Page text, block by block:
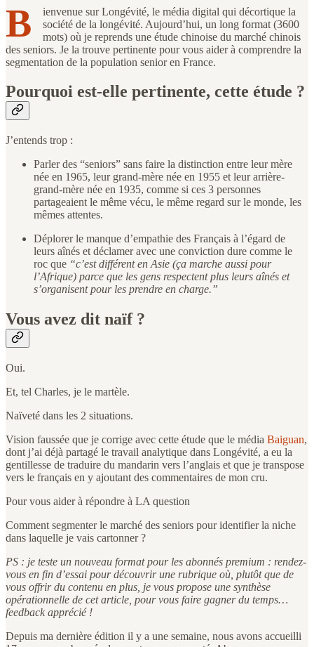
B
ienvenue sur Longévité, le média digital qui décortique la
société de la longévité. Aujourd’hui, un long format (3600
mots) où je reprends une étude chinoise du marché chinois
des seniors. Je la trouve pertinente pour vous aider à comprendre la
segmentation de la population senior en France.
Pourquoi est-elle pertinente, cette étude ?
J’entends trop :
Parler des “seniors” sans faire la distinction entre leur mère
née en 1965, leur grand-mère née en 1955 et leur arrière-
grand-mère née en 1935, comme si ces 3 personnes
partageaient le même vécu, le même regard sur le monde, les
mêmes attentes.
Déplorer le manque d’empathie des Français à l’égard de
leurs aînés et déclamer avec une conviction dure comme le
roc que “c’est différent en Asie (ça marche aussi pour
l’Afrique) parce que les gens respectent plus leurs aînés et
s’organisent pour les prendre en charge.”
Vous avez dit naïf ?
Oui.
Et, tel Charles, je le martèle.
Naïveté dans les 2 situations.
Vision faussée que je corrige avec cette étude que le média Baiguan,
dont j’ai déjà partagé le travail analytique dans Longévité, a eu la
gentillesse de traduire du mandarin vers l’anglais et que je transpose
vers le français en y ajoutant des commentaires de mon cru.
Pour vous aider à répondre à LA question
Comment segmenter le marché des seniors pour identifier la niche
dans laquelle je vais cartonner ?
PS : je teste un nouveau format pour les abonnés premium : rendez-
vous en fin d’essai pour découvrir une rubrique où, plutôt que de
vous offrir du contenu en plus, je vous propose une synthèse
opérationnelle de cet article, pour vous faire gagner du temps…
feedback apprécié !
Depuis ma dernière édition il y a une semaine, nous avons accueilli